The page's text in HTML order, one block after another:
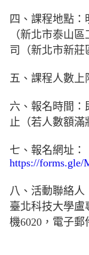
四、課程地點
（新北市泰山
司（新北市新莊
五、課程人數上
六、報名時間：
止（若人數額滿
七、報名網址：
https://
八、活動聯絡人
臺北科技大學盧
機6020，電子郵